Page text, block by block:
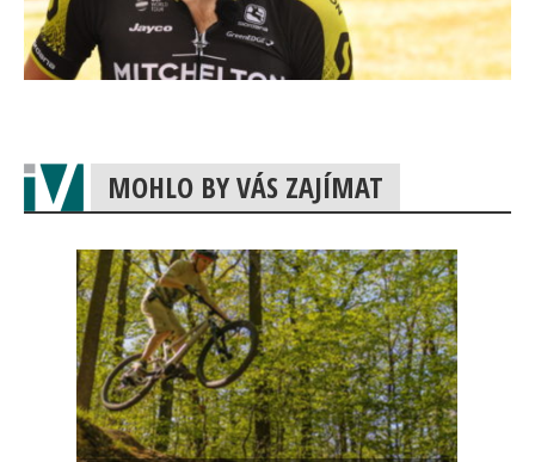
MOHLO BY VÁS ZAJÍMAT